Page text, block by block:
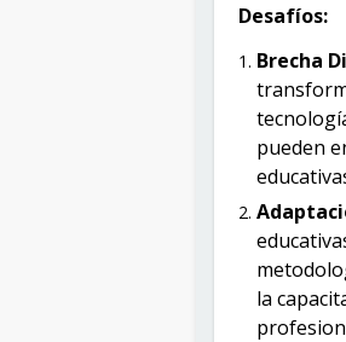
Desafíos:
Brecha
pueden
la